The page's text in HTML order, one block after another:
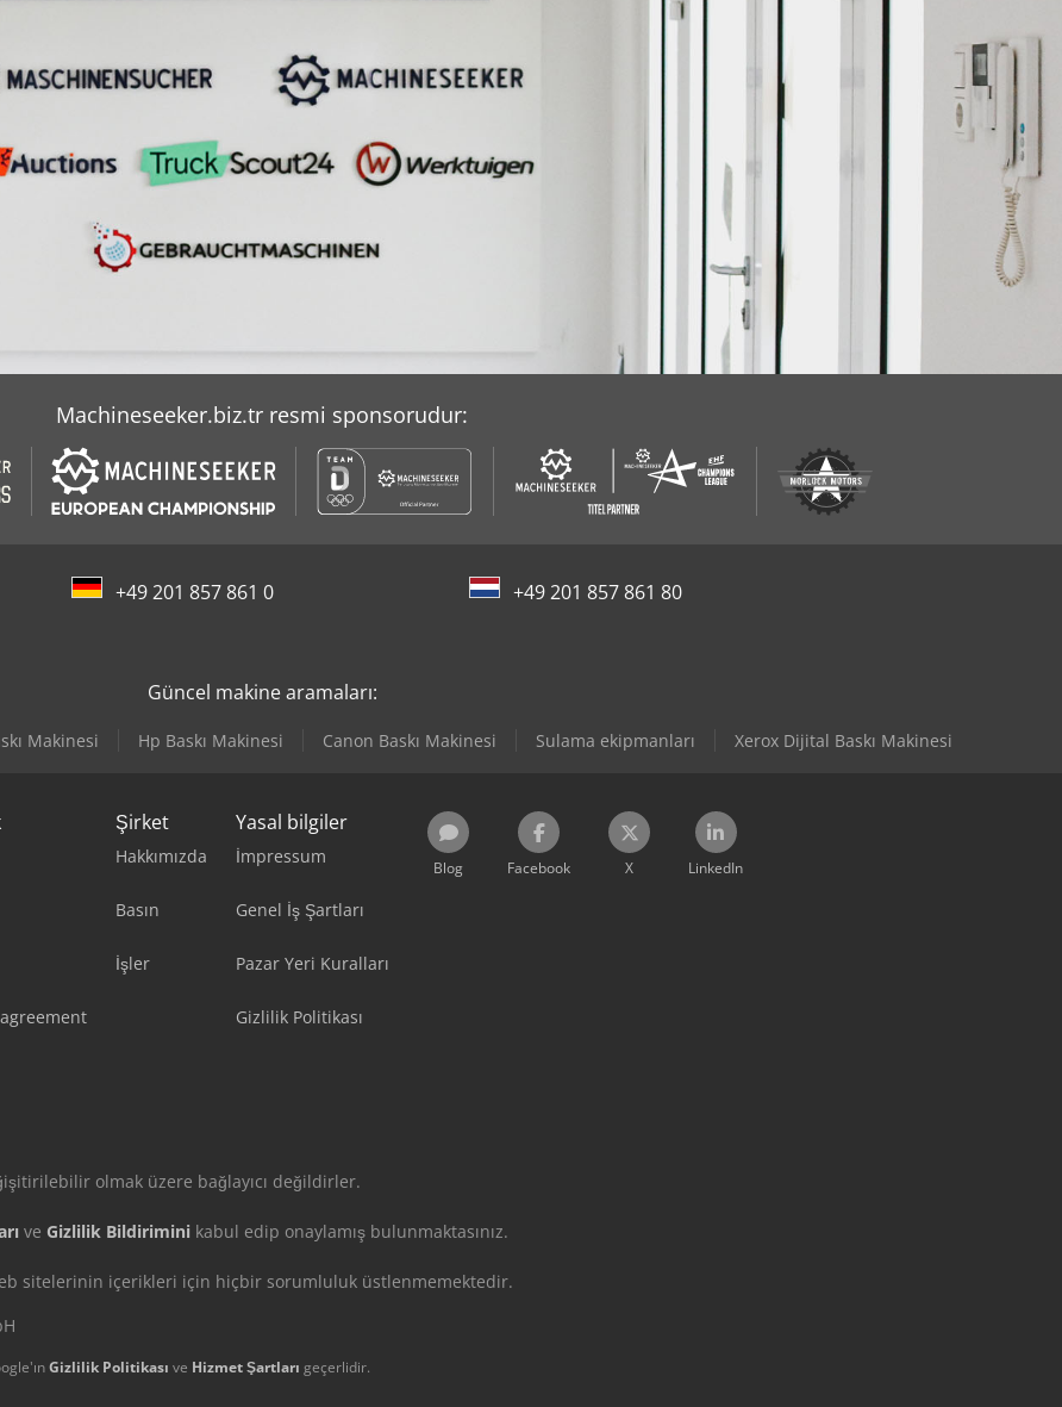
Machineseeker.biz.tr resmi sponsorudur:
+49 201 857 861 0
+49 201 857 861 80
Güncel makine aramaları:
Makinesi Hp Baskı Makinesi Canon Baskı Makinesi Sulama ekipmanları Xerox Dijital Baskı Makinesi
Şirket
Hakkımızda
Basın
İşler
Yasal bilgiler
İmpressum
Genel İş Şartları
Pazar Yeri Kuralları
Gizlilik Politikası
Blog Facebook X LinkedIn
olmak üzere bağlayıcı değildirler.
ve Gizlilik Bildirimini kabul edip onaylamış bulunmaktasınız.
sitelerinin içerikleri için hiçbir sorumluluk üstlenmemektedir.
Gizlilik Politikası ve Hizmet Şartları geçerlidir.